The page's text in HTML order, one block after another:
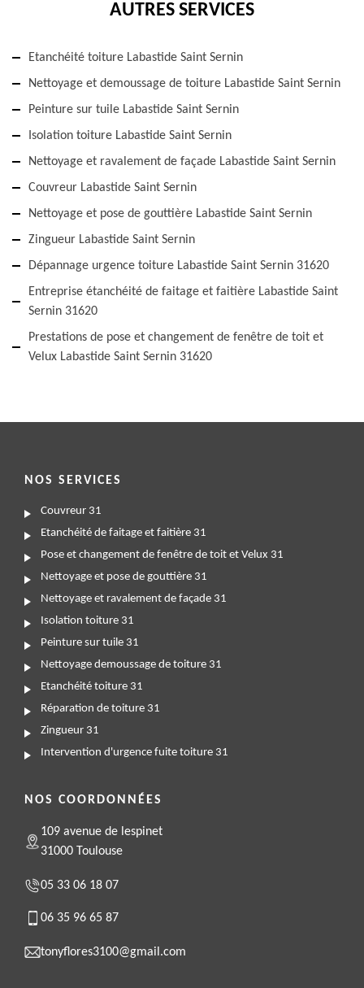
AUTRES SERVICES
Etanchéité toiture Labastide Saint Sernin
Nettoyage et demoussage de toiture Labastide Saint Sernin
Peinture sur tuile Labastide Saint Sernin
Isolation toiture Labastide Saint Sernin
Nettoyage et ravalement de façade Labastide Saint Sernin
Couvreur Labastide Saint Sernin
Nettoyage et pose de gouttière Labastide Saint Sernin
Zingueur Labastide Saint Sernin
Dépannage urgence toiture Labastide Saint Sernin 31620
Entreprise étanchéité de faitage et faitière Labastide Saint
Sernin 31620
Prestations de pose et changement de fenêtre de toit et
Velux Labastide Saint Sernin 31620
NOS SERVICES
Couvreur 31
Etanchéité de faitage et faitière 31
Pose et changement de fenêtre de toit et Velux 31
Nettoyage et pose de gouttière 31
Nettoyage et ravalement de façade 31
Isolation toiture 31
Peinture sur tuile 31
Nettoyage demoussage de toiture 31
Etanchéité toiture 31
Réparation de toiture 31
Zingueur 31
Intervention d'urgence fuite toiture 31
NOS COORDONNÉES
109 avenue de lespinet
31000 Toulouse
05 33 06 18 07
06 35 96 65 87
tonyflores3100@gmail.com